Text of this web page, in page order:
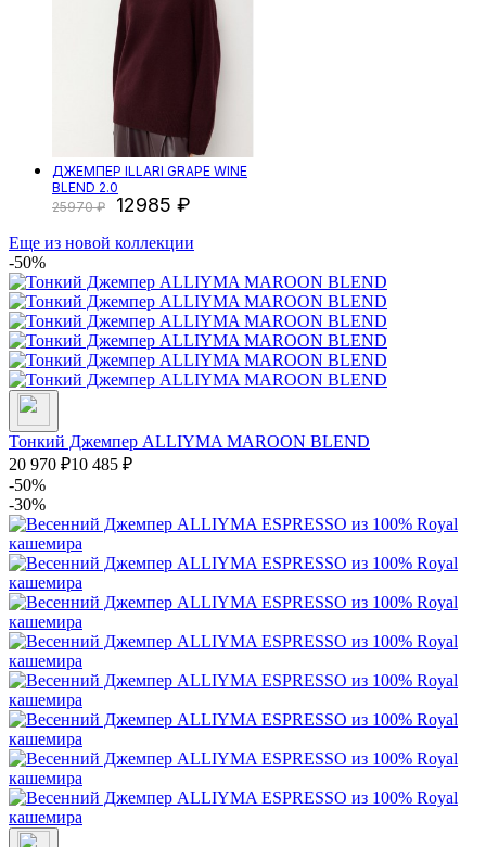
ДЖЕМПЕР ILLARI GRAPE WINE
BLEND 2.0
25970
12985
Еще из новой коллекции
-50%
Тонкий Джемпер ALLIYMA MAROON BLEND
20 970 ₽10 485 ₽
-50%
-30%